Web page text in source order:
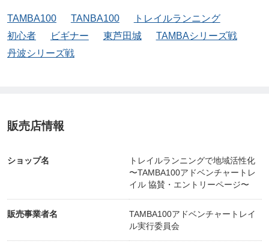
TAMBA100 TANBA100
トレイルランニング
初心者
ビギナー 東芦田城
TAMBAシリーズ戦
丹波シリーズ戦
販売店情報
ショップ名
トレイルランニングで地域活性化
〜TAMBA100アドベンチャートレ
イル 協賛・エントリーページ〜
販売事業者名
TAMBA100アドベンチャートレイ
ル実行委員会